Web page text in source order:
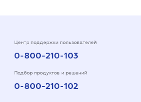
Центр поддержки пользователей
0-800-210-103
Подбор продуктов и решений
0-800-210-102